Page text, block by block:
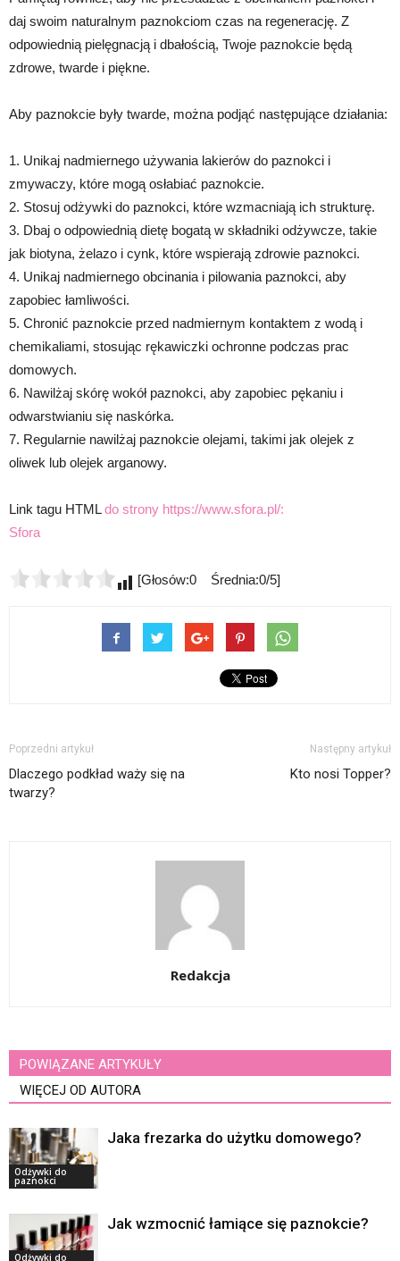
daj swoim naturalnym paznokciom czas na regenerację. Z
odpowiednią pielęgnacją i dbałością, Twoje paznokcie będą
zdrowe, twarde i piękne.
Aby paznokcie były twarde, można podjąć następujące działania:
1. Unikaj nadmiernego używania lakierów do paznokci i
zmywaczy, które mogą osłabiać paznokcie.
2. Stosuj odżywki do paznokci, które wzmacniają ich strukturę.
3. Dbaj o odpowiednią dietę bogatą w składniki odżywcze, takie
jak biotyna, żelazo i cynk, które wspierają zdrowie paznokci.
4. Unikaj nadmiernego obcinania i pilowania paznokci, aby
zapobiec łamliwości.
5. Chronić paznokcie przed nadmiernym kontaktem z wodą i
chemikaliami, stosując rękawiczki ochronne podczas prac
domowych.
6. Nawilżaj skórę wokół paznokci, aby zapobiec pękaniu i
odwarstwianiu się naskórka.
7. Regularnie nawilżaj paznokcie olejami, takimi jak olejek z
oliwek lub olejek arganowy.
Link tagu HTMLdo strony https://www.sfora.pl/:
Sfora
[Głosów:0 Średnia:0/5]
Poprzedni artykuł
Dlaczego podkład waży się na
twarzy?
Następny artykuł
Kto nosi Topper?
Redakcja
POWIĄZANE ARTYKUŁY
WIĘCEJ OD AUTORA
Odżywki do
paznokci
Jaka frezarka do użytku domowego?
Odżywki do
Jak wzmocnić łamiące się paznokcie?